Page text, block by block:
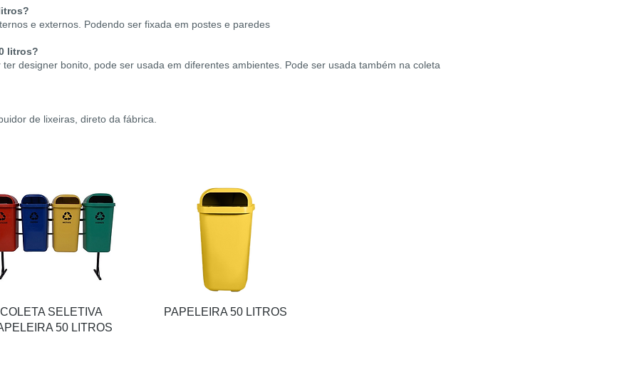
e externos. Podendo ser fixada em postes e paredes
litros?
designer bonito, pode ser usada em diferentes ambientes. Pode ser usada também na coleta
de lixeiras, direto da fábrica.
COLETA SELETIVA
50 LITROS
PAPELEIRA 50 LITROS